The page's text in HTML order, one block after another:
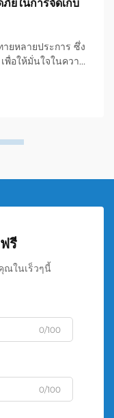
ยในการจัดเก็บ
ยหลายประการ ซึ่ง
พื่อให้มั่นใจในความ
ถังโลหะได้กลายมา
รี
ณในเร็วๆนี้
0/100
0/100